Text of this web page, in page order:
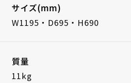
サイズ(mm)
W1195・D695・H690
質量
11kg